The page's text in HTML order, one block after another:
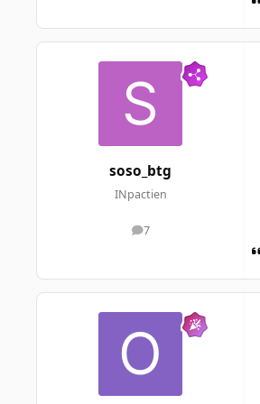
soso_btg
INpactien
7
messages